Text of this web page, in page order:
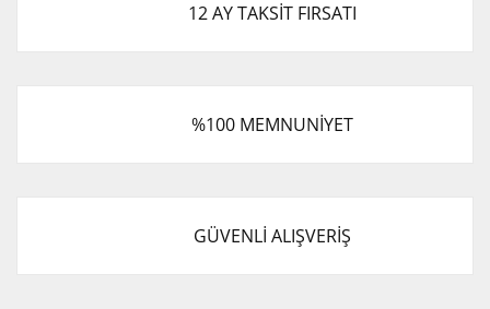
12 AY TAKSİT FIRSATI
%100 MEMNUNİYET
GÜVENLİ ALIŞVERİŞ